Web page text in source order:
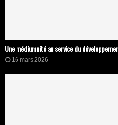
Une médiumnité au service du
16 mars 2026